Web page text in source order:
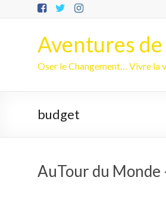
Aventures
Oser le Changement… Vivre la
budget
AuTour du Monde